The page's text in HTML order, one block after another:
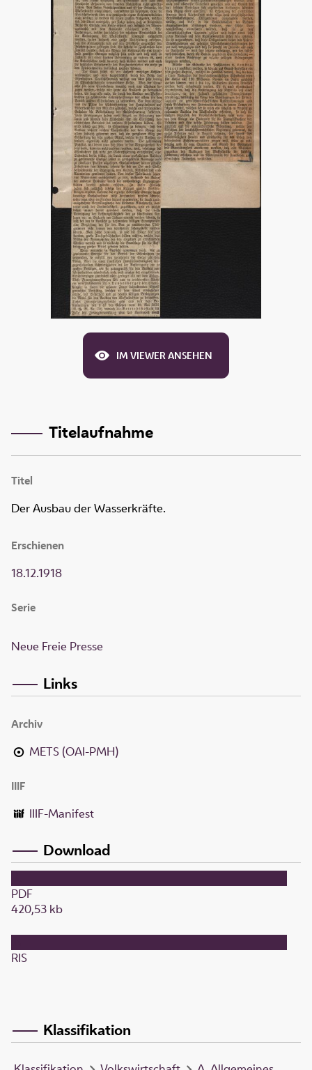
IM VIEWER ANSEHEN
Titelaufnahme
Titel
Der Ausbau der Wasserkräfte.
Erschienen
18.12.1918
Serie
Neue Freie Presse
Links
Archiv
METS (OAI-PMH)
IIIF
IIIF-Manifest
Download
PDF
420,53 kb
RIS
Klassifikation